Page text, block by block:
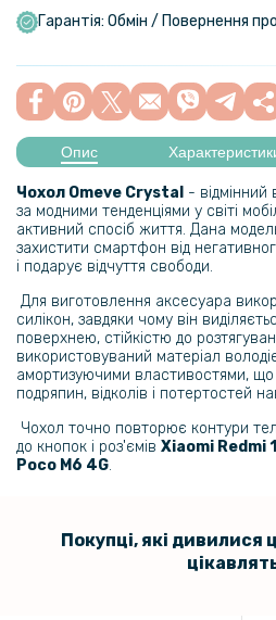
129 грн
задню камеру
159 грн
199 грн
Протиударна гідрогелева плівка
4g / 5g​, Transparent
239 грн
Гідрогелева плівка iNobi Matte для
159 грн
Протиударна гідрогелева плівка
4g / 5g​ на задню панель, Transparent
299 грн
Гарантія: Обмін / Повернення
Опис
Чохол Omeve Crystal - відмінний
за модними тенденціями у світі
активний спосіб життя. Дана
захистити смартфон від
і подарує відчуття свободи.
Для виготовлення аксесуара
силікон, завдяки чому він
поверхнею, стійкістю до
використовуваний матеріал
амортизуючими властивостями,
подряпин, відколів і потертостей
Чохол точно повторює контури
до кнопок і роз'ємів Xiaomi Redmi
Poco M6 4G.
Покупці, які дивилися